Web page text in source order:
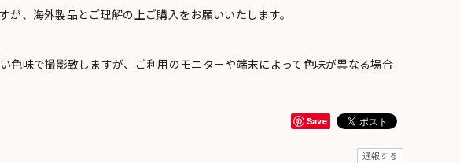
が、海外製品とご理解の上ご購入をお願いいたします。
色味で撮影致しますが、ご利用のモニターや端末によって色味が異なる場合
Save
通報する